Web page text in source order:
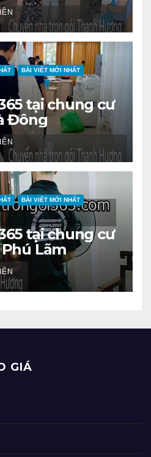
BÀI VIẾT MỚI NHẤT
tại chung cư
Đông
BÀI VIẾT MỚI NHẤT
tại chung cư
Lãm
GIÁ